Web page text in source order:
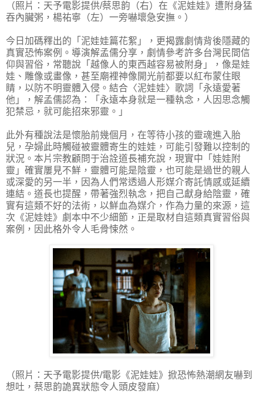
（照片：天予電影提供/蔡思韵（右）在《泥娃娃》遭附身猛
吞內臟粥，楊祐寧（左）一旁嚇壞急安撫。）
今日加碼釋出的「泥娃娃篇花絮」，更揭露劇情背後隱藏的
真實恐怖案例。導演解孟儒分享，劇情參考許多台灣民間信
仰與習俗，常聽說「越像人的東西越容易被附身」，像是娃
娃、雕像或畫像，甚至廟裡神像開光前都要以紅布蒙住眼
睛，以防不明靈體入侵。結合〈泥娃娃〉歌詞「永遠愛著
他」，解孟儒認為：「永遠本身就是一種執念，人因思念觸
犯禁忌，就可能招來邪靈。」
此外有種說法是懷胎前幾個月，在等待小孩的靈魂進入胎
兒，孕婦此時觸碰被靈體寄生的娃娃，可能引發難以控制的
狀況。本片宗教顧問于治詮道長補充說，現實中「娃娃附
靈」確實屢見不鮮，靈體可能是陰靈，也可能是過世的親人
或深愛的另一半，因為人們常透過人形媒介寄託情感或延續
連結。道長也提醒，帶著強烈執念，把自己獻身給陰靈，確
實有這類不好的法術，以鮮血為媒介，作為力量的來源，這
次《泥娃娃》劇本中不少細節，正是取材自這類真實習俗與
案例，因此格外令人毛骨悚然。
（照片：天予電影提供/電影《泥娃娃》掀恐怖熱潮網友嚇到
想吐，蔡思韵詭異狀態令人頭皮發麻）